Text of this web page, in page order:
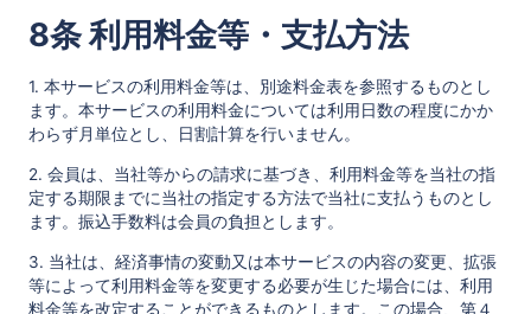
8条 利用料金等・支払方法
1. 本サービスの利用料金等は、別途料金表を参照するものとし
ます。本サービスの利用料金については利用日数の程度にかか
わらず月単位とし、日割計算を行いません。
2. 会員は、当社等からの請求に基づき、利用料金等を当社の指
定する期限までに当社の指定する方法で当社に支払うものとし
ます。振込手数料は会員の負担とします。
3. 当社は、経済事情の変動又は本サービスの内容の変更、拡張
等によって利用料金等を変更する必要が生じた場合には、利用
料金等を改定することができるものとします。この場合、第４